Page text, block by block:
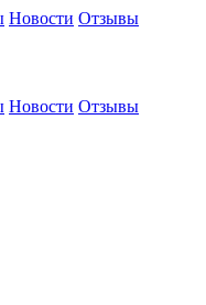
Новости Отзывы
Новости Отзывы